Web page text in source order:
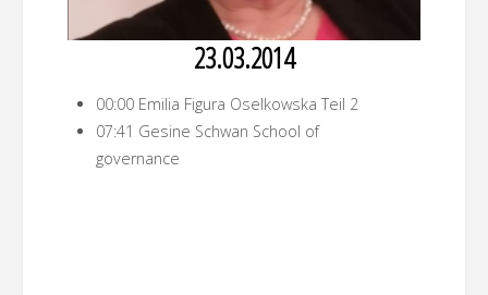
23.03.2014
00:00 Emilia Figura Oselkowska Teil 2
07:41 Gesine Schwan School of
governance